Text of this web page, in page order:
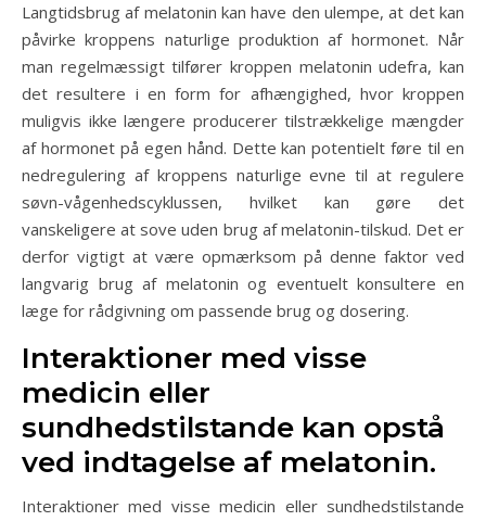
Langtidsbrug af melatonin kan have den ulempe, at det kan
påvirke kroppens naturlige produktion af hormonet. Når
man regelmæssigt tilfører kroppen melatonin udefra, kan
det resultere i en form for afhængighed, hvor kroppen
muligvis ikke længere producerer tilstrækkelige mængder
af hormonet på egen hånd. Dette kan potentielt føre til en
nedregulering af kroppens naturlige evne til at regulere
søvn-vågenhedscyklussen, hvilket kan gøre det
vanskeligere at sove uden brug af melatonin-tilskud. Det er
derfor vigtigt at være opmærksom på denne faktor ved
langvarig brug af melatonin og eventuelt konsultere en
læge for rådgivning om passende brug og dosering.
Interaktioner med visse
medicin eller
sundhedstilstande kan opstå
ved indtagelse af melatonin.
Interaktioner med visse medicin eller sundhedstilstande